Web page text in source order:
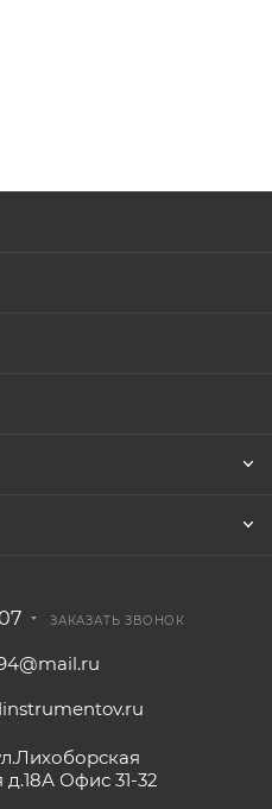
ЗАКАЗАТЬ ЗВОНОК
Офис 31-32